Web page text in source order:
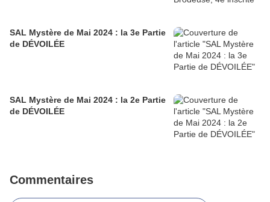
SAL Mystère de Mai 2024 : la 3e Partie
de DÉVOILÉE
SAL Mystère de Mai 2024 : la 2e Partie
de DÉVOILÉE
Commentaires